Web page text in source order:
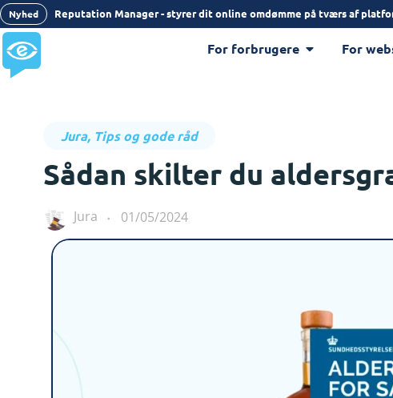
Nyhed Reputation Manager - styrer dit online omdømme på tværs af
For forbrugere For
Jura, Tips og gode råd
Sådan skilter du
Jura 01/05/2024